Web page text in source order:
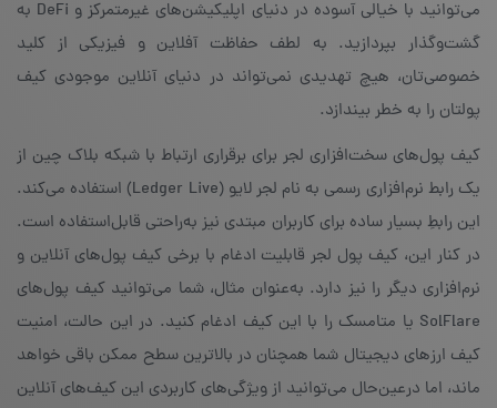
می‌توانید با خیالی آسوده در دنیای اپلیکیشن‌های غیرمتمرکز و DeFi به
گشت‌وگذار بپردازید. به لطف حفاظت آفلاین و فیزیکی از کلید
خصوصی‌تان، هیچ تهدیدی نمی‌تواند در دنیای آنلاین موجودی کیف
پولتان را به خطر بیندازد.
کیف پول‌های سخت‌افزاری لجر برای برقراری ارتباط با شبکه‌ بلاک چین از
یک رابط نرم‌افزاری رسمی به نام لجر لایو (Ledger Live) استفاده می‌کند.
این رابطِ بسیار ساده برای کاربران مبتدی نیز به‌راحتی قابل‌استفاده است.
در کنار این، کیف پول لجر قابلیت ادغام با برخی کیف پول‌های آنلاین و
نرم‌افزاری دیگر را نیز دارد. به‌عنوان مثال، شما می‌توانید کیف پول‌های
SolFlare یا متامسک را با این کیف ادغام کنید. در این حالت، امنیت
کیف ارزهای دیجیتال شما همچنان در بالاترین سطح ممکن باقی خواهد
ماند، اما درعین‌حال می‌توانید از ویژگی‌های کاربردی این کیف‌های آنلاین